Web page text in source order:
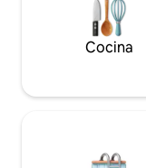
oportunidades
vacaciones
Cocina